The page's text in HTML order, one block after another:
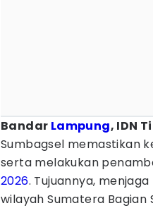
Bandar Lampung, IDN
Sumbagsel memastikan
serta melakukan
2026. Tujuannya,
wilayah Sumatera Bagian